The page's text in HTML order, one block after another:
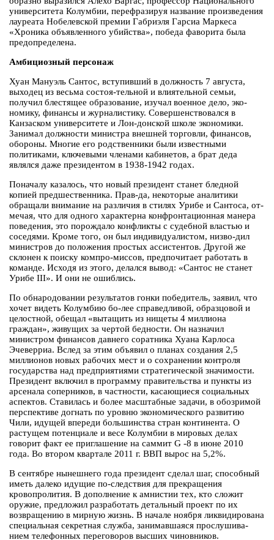
университета Колумбии, перефразируя название произведения
лауреата Нобелевской премии Габриэля Гарсиа Маркеса
«Хроника объявленного убийства», победа фаворита была
предопределена.
Амбициозный персонаж
Хуан Мануэль Сантос, вступивший в должность 7 августа,
выходец из весьма состоя-тельной и влиятельной семьи,
получил блестящее образование, изучал военное дело, эко-
номику, финансы и журналистику. Совершенствовался в
Канзаском университете и Лон-донской школе экономики.
Занимал должности министра внешней торговли, финансов,
обороны. Многие его родственники были известными
политиками, ключевыми членами кабинетов, а брат деда
являлся даже президентом в 1938-1942 годах.
Поначалу казалось, что новый президент станет бледной
копией предшественника. Прав-да, некоторые аналитики
обращали внимание на различия в стилях Урибе и Сантоса, от-
мечая, что для одного характерна конфронтационная манера
поведения, это порождало конфликты с судебной властью и
соседями. Кроме того, он был индивидуалистом, низво-дил
министров до положения простых ассистентов. Другой же
склонен к поиску компро-миссов, предпочитает работать в
команде. Исходя из этого, делался вывод: «Сантос не станет
Урибе III». И они не ошиблись.
По обнародовании результатов гонки победитель, заявил, что
хочет видеть Колумбию бо-лее справедливой, образцовой и
целостной, обещал «вытащить из нищеты 4 миллиона
граждан», живущих за чертой бедности. Он назначил
министром финансов давнего соратника Хуана Карлоса
Эчеверриа. Вслед за этим объявил о планах создания 2,5
миллионов новых рабочих мест и о сохранении контроля
государства над предприятиями стратегической значимости.
Президент включил в программу правительства и пункты из
арсенала соперников, в частности, касающиеся социальных
аспектов. Ставилась и более масштабные задачи, в обозримой
перспективе догнать по уровню экономического развитию
Чили, идущей впереди большинства стран континента. О
растущем потенциале и весе Колумбии в мировых делах
говорит факт ее приглашение на саммит G -8 в июне 2010
года. Во втором квартале 2011 г. ВВП вырос на 5,2%.
В сентябре нынешнего года президент сделал шаг, способный
иметь далеко идущие по-следствия для прекращения
кровопролития. В дополнение к амнистии тех, кто сложит
оружие, предложил разработать детальный проект по их
возвращению в мирную жизнь. В начале ноября ликвидирована
специальная секретная служба, занимавшаяся прослушива-
нием телефонных переговоров высших чиновников.